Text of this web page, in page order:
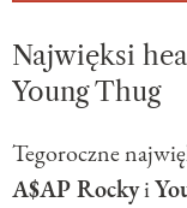
Najwięksi
Young Thug
Tegoroczne
A$AP Rockyi